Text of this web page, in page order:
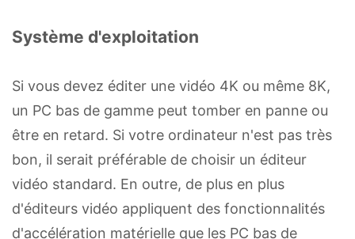
Système d'exploitation
Si vous devez éditer une vidéo 4K ou même 8K,
un PC bas de gamme peut tomber en panne ou
être en retard. Si votre ordinateur n'est pas très
bon, il serait préférable de choisir un éditeur
vidéo standard. En outre, de plus en plus
d'éditeurs vidéo appliquent des fonctionnalités
d'accélération matérielle que les PC bas de